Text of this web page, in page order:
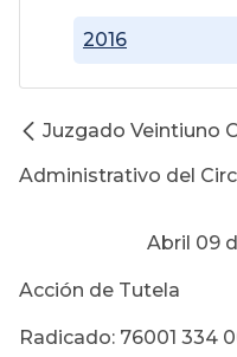
2016
Juzgado Veintiuno
Administrativo del
Abril 09 de
Acción de Tutela
Radicado: 76001 334